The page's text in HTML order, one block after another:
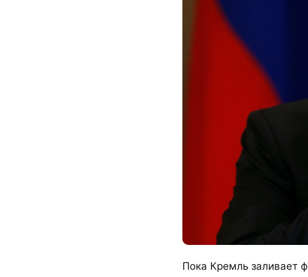
Пока Кремль заливает